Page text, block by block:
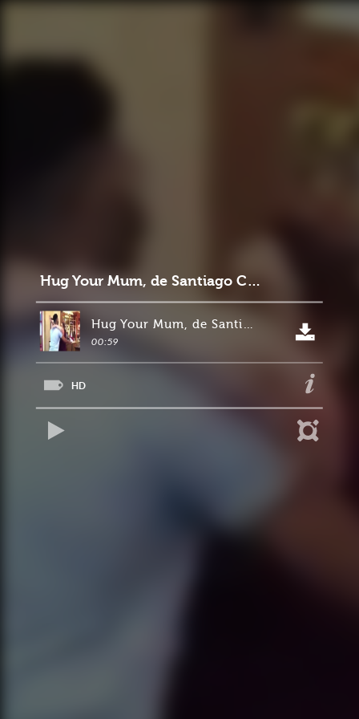
Hug Your Mum, de Santiago Cardós
Hug Your Mum, de Santiago Cardós
00:59
HD